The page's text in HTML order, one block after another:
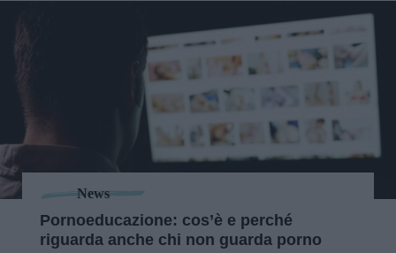
News
Pornoeducazione: cos’è e perché
riguarda anche chi non guarda porno